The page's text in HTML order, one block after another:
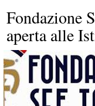
Fondazione
aperta alle